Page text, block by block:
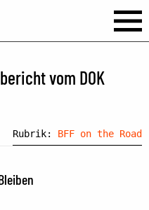
vom DOK
Rubrik: BFF on the Road